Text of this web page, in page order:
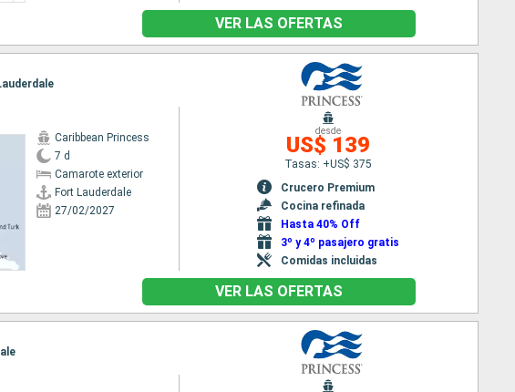
VER LAS OFERTAS
Caribbean Princess
7 d
Camarote exterior
Fort Lauderdale
27/02/2027
desde
US$ 139
Tasas: +US$ 375
Crucero Premium
Cocina refinada
Hasta 40% Off
3º y 4º pasajero gratis
Comidas incluidas
VER LAS OFERTAS